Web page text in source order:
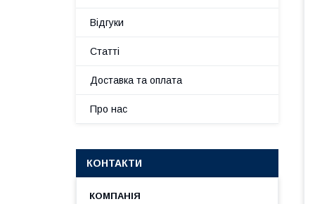
Відгуки
Cтатті
Доставка та оплата
Про нас
КОНТАКТИ